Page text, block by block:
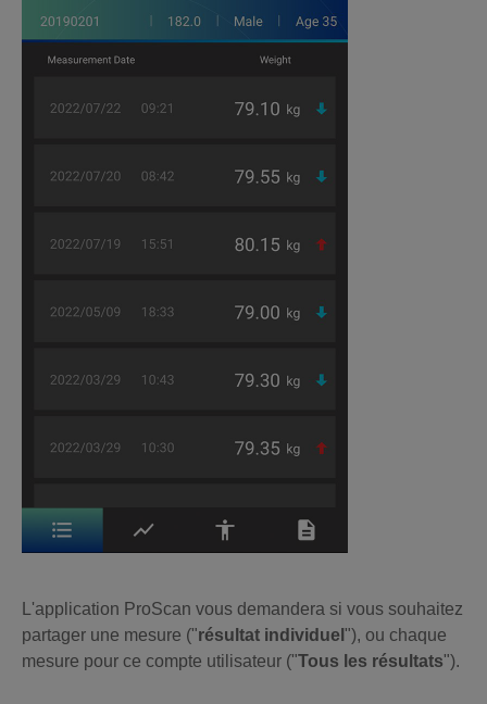
L'application ProScan vous demandera si vous souhaitez
partager une mesure ("résultat individuel "), ou chaque
mesure pour ce compte utilisateur ("Tous les résultats").